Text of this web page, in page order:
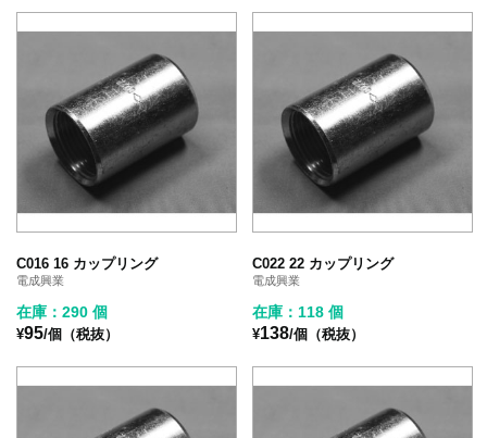
C016 16 カップリング
電成興業
在庫：290 個
¥95/個（税抜）
C022 22 カップリング
電成興業
在庫：118 個
¥138/個（税抜）